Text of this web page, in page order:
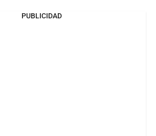
PUBLICIDAD